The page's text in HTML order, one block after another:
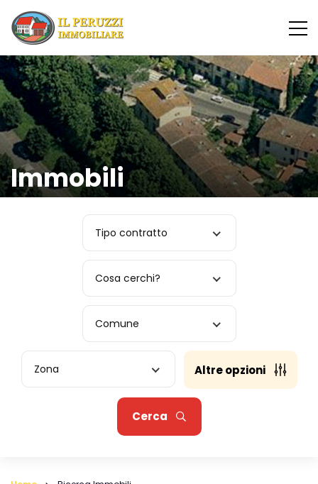
Immobili
Tipo contratto
Cosa cerchi?
Comune
Zona Altre opzioni
Cerca